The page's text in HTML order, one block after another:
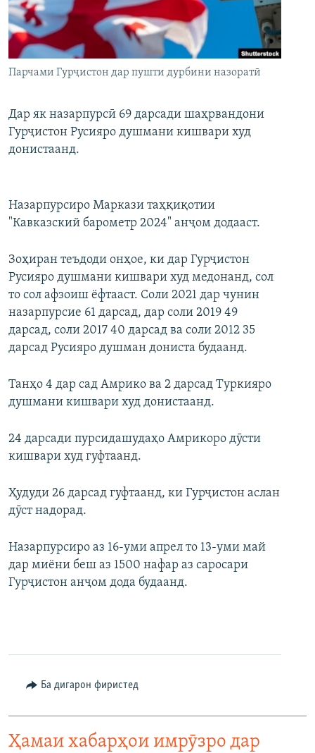
ГУЗОРИШҲОИ РАДИОӢ
Русский
Ҳамаи сомонаҳои RFE/RL
Парчами Гурҷистон дар пушти дурбини назоратӣ
Дар як назарпурсӣ 69 дарсади шаҳрвандони
Гурҷистон Русияро душмани кишвари худ
донистаанд.
Назарпурсиро Маркази таҳқиқотии
"Кавказский барометр 2024" анҷом додааст.
Зоҳиран теъдоди онҳое, ки дар Гурҷистон
Русияро душмани кишвари худ медонанд, сол
то сол афзоиш ёфтааст. Соли 2021 дар чунин
назарпурсие 61 дарсад, дар соли 2019 49
дарсад, соли 2017 40 дарсад ва соли 2012 35
дарсад Русияро душман дониста будаанд.
Танҳо 4 дар сад Амрико ва 2 дарсад Туркияро
душмани кишвари худ донистаанд.
24 дарсади пурсидашудаҳо Амрикоро дӯсти
кишвари худ гуфтаанд.
Ҳудуди 26 дарсад гуфтаанд, ки Гурҷистон аслан
дӯст надорад.
Назарпурсиро аз 16-уми апрел то 13-уми май
дар миёни беш аз 1500 нафар аз саросари
Гурҷистон анҷом дода будаанд.
Ба дигарон фиристед
Ҳамаи хабарҳои имрӯзро дар